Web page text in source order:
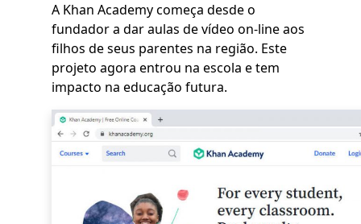
A Khan Academy começa desde o
fundador a dar aulas de vídeo on-line aos
filhos de seus parentes na região. Este
projeto agora entrou na escola e tem
impacto na educação futura.